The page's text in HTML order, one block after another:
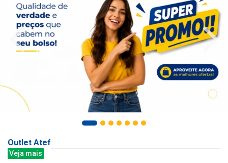
Outlet Atef
Veja mais